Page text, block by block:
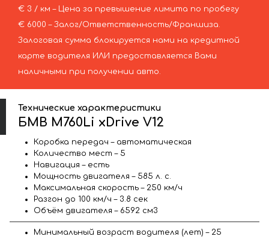
€ 3 / км – Цена за превышение лимита по пробегу
€ 6000 – Залог/Ответственность/Франшиза.
Залоговая сумма блокируется нами на кредитной
карте водителя ИЛИ предоставляется Вами
наличными при получении авто.
Технические характеристики
БМВ M760Li xDrive V12
Коробка передач – автоматическая
Количество мест – 5
Навигация – есть
Мощность двигателя – 585 л. с.
Максимальная скорость – 250 км/ч
Разгон до 100 км/ч – 3.8 сек
Объём двигателя – 6592 см3
Минимальный возраст водителя (лет) – 25